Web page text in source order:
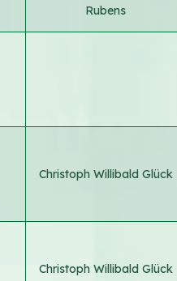
Rubens
Christoph Willibald Glück
Christoph Willibald Glück